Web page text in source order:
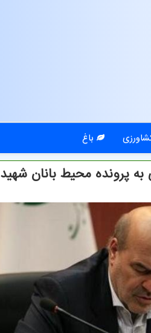
باغ
پرونده محیط بانان شهید